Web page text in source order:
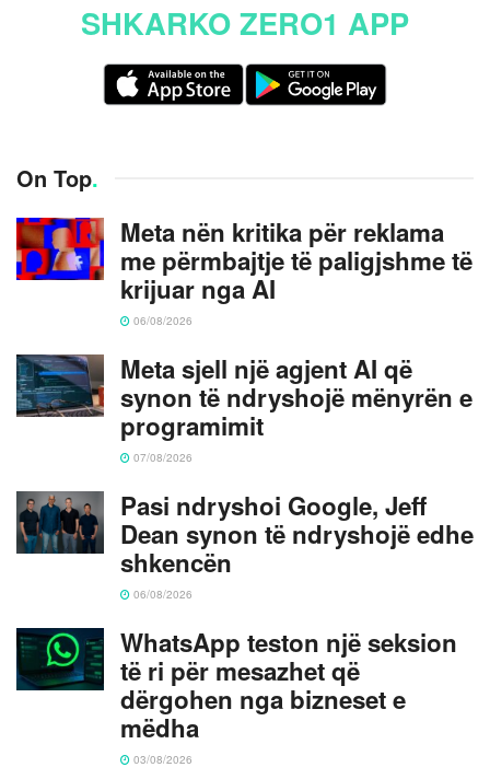
SHKARKO ZERO1 APP
On Top.
Meta nën kritika për reklama
me përmbajtje të paligjshme të
krijuar nga AI
06/08/2026
Meta sjell një agjent AI që
synon të ndryshojë mënyrën e
programimit
07/08/2026
Pasi ndryshoi Google, Jeff
Dean synon të ndryshojë edhe
shkencën
06/08/2026
WhatsApp teston një seksion
të ri për mesazhet që
dërgohen nga bizneset e
mëdha
03/08/2026